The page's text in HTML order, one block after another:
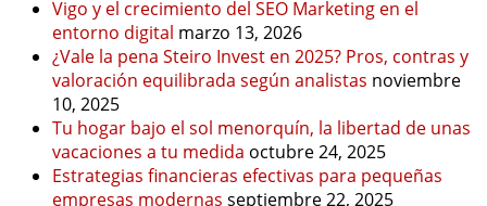
Vigo y el crecimiento del SEO Marketing en el
entorno digital marzo 13, 2026
¿Vale la pena Steiro Invest en 2025? Pros, contras y
valoración equilibrada según analistas noviembre
10, 2025
Tu hogar bajo el sol menorquín, la libertad de unas
vacaciones a tu medida octubre 24, 2025
Estrategias financieras efectivas para pequeñas
empresas modernas septiembre 22, 2025